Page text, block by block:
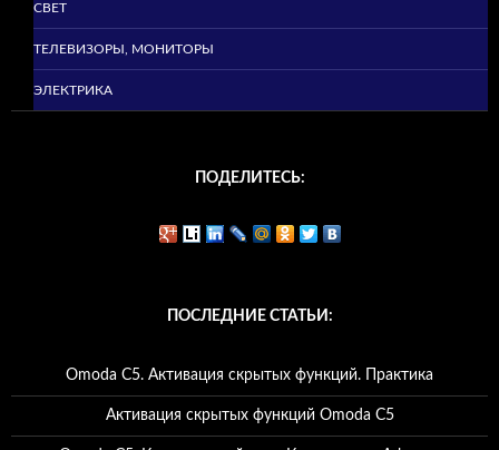
СВЕТ
ТЕЛЕВИЗОРЫ, МОНИТОРЫ
ЭЛЕКТРИКА
ПОДЕЛИТЕСЬ:
ПОСЛЕДНИЕ СТАТЬИ:
Omoda C5. Активация скрытых функций. Практика
Активация скрытых функций Omoda C5